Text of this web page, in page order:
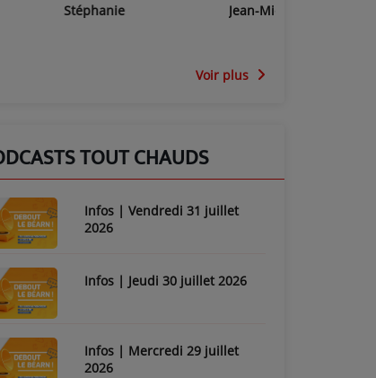
Voir plus
TOUT CHAUDS
Infos | Vendredi 31 juillet
2026
Infos | Jeudi 30 juillet 2026
Infos | Mercredi 29 juillet
2026